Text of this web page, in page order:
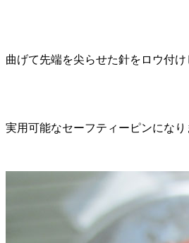
曲げて先端を尖らせた針をロウ付け
実用可能なセーフティーピンになり